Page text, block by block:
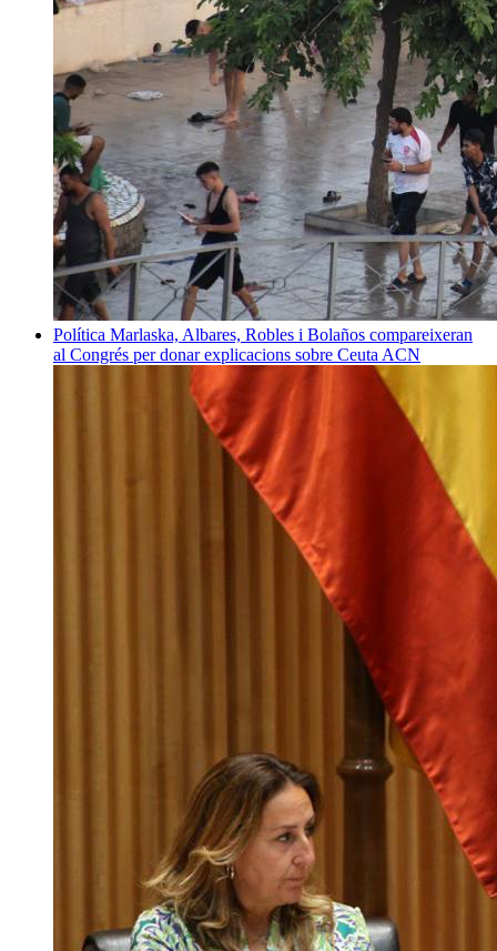
Política Marlaska, Albares, Robles i Bolaños compareixeran
al Congrés per donar explicacions sobre Ceuta ACN